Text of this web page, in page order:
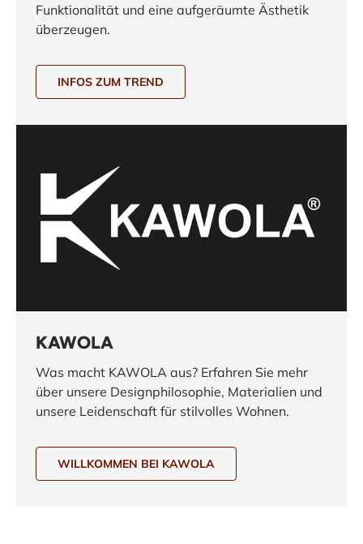
Funktionalität und eine aufgeräumte Ästhetik
überzeugen.
INFOS ZUM TREND
KAWOLA
Was macht KAWOLA aus? Erfahren Sie mehr
über unsere Designphilosophie, Materialien und
unsere Leidenschaft für stilvolles Wohnen.
WILLKOMMEN BEI KAWOLA